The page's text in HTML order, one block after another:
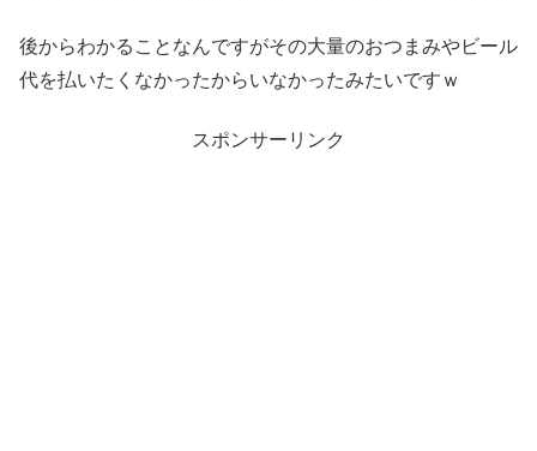
後からわかることなんですがその大量のおつまみやビール
代を払いたくなかったからいなかったみたいですｗ
スポンサーリンク